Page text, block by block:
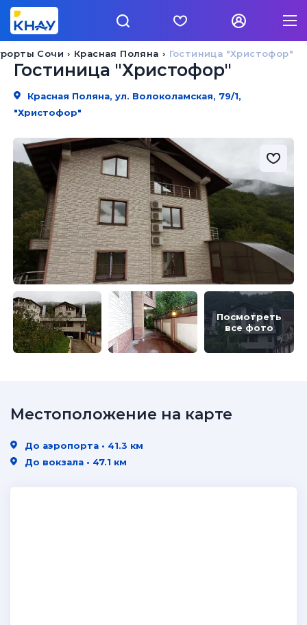
Гостиница "Христофор"
Красная Поляна
Сочи
Гостиница "Христофор"
Красная Поляна, ул. Волоколамская, 79/1,
"Христофор"
Посмотреть
все фото
Местоположение на карте
До аэропорта • 41.3 км
До вокзала • 47.1 км